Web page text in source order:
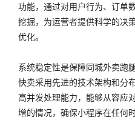
功能，通过对用户行为、订单
挖掘，为运营者提供科学的决
优化。
系统稳定性是保障同城外卖跑
快卖采用先进的技术架构和分
高并发处理能力，能够从容应
增的情况，确保小程序在任何